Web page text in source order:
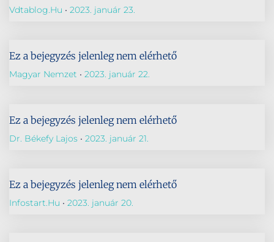
Vdtablog.hu 2023. január 23.
Ez a bejegyzés jelenleg nem elérhető
Magyar Nemzet 2023. január 22.
Ez a bejegyzés jelenleg nem elérhető
Dr. Békefy Lajos 2023. január 21.
Ez a bejegyzés jelenleg nem elérhető
Infostart.hu 2023. január 20.